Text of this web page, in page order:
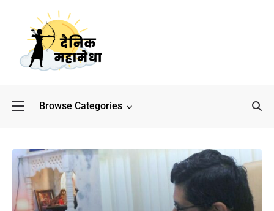
Browse Categories